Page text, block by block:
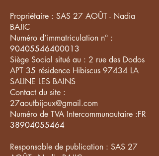
Propriétaire : SAS 27 AOÛT - Nadia
BAJIC
Numéro d’immatriculation n° :
90405546400013
Siège Social situé au : 2 rue des Dodos
APT 35 résidence Hibiscus 97434 LA
SALINE LES BAINS
Contact du site :
27aoutbijoux@gmail.com
Numéro de TVA Intercommunautaire :FR
38904055464
Responsable de publication : SAS 27